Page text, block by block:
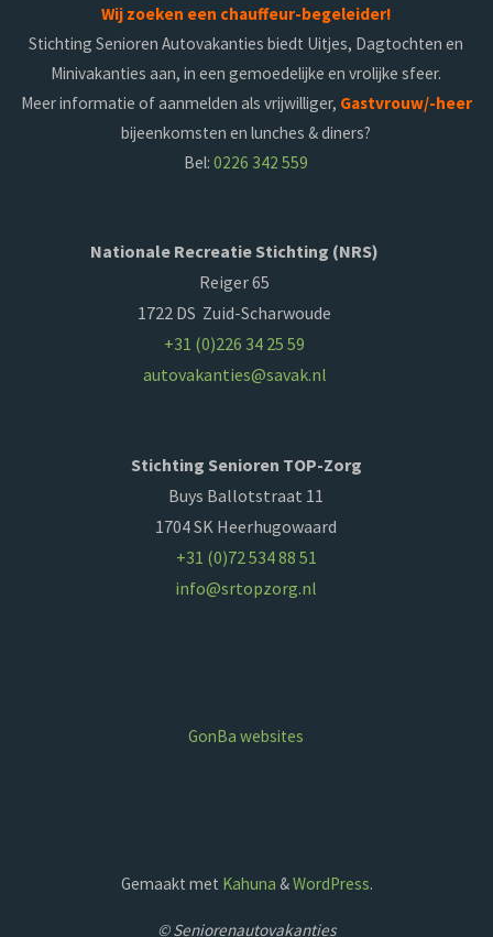
Wij zoeken een chauffeur-begeleider!
Stichting Senioren Autovakanties biedt Uitjes, Dagtochten en
Minivakanties aan, in een gemoedelijke en vrolijke sfeer.
Meer informatie of aanmelden als vrijwilliger, Gastvrouw/-heer
bijeenkomsten en lunches & diners?
Bel:0226 342 559
Nationale Recreatie Stichting (NRS)
Reiger 65
1722 DS Zuid-Scharwoude
+31 (0)226 34 25 59
autovakanties@savak.nl
Stichting Senioren TOP-Zorg
Buys Ballotstraat 11
1704 SK Heerhugowaard
+31 (0)72 534 88 51
info@srtopzorg.nl
GonBa websites
Gemaakt met Kahuna &WordPress.
© Seniorenautovakanties